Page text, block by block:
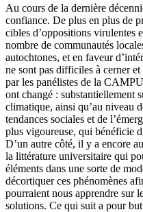
Au cours de la dernière
confiance. De plus en plus de
cibles d’oppositions virulentes
nombre de communautés
autochtones, et en faveur
ne sont pas difficiles à cerner
par les panélistes de la
ont changé : substantiellement
climatique, ainsi qu’au niveau
tendances sociales et de
plus vigoureuse, qui bénéficie
D’un autre côté, il y a encore
la littérature universitaire qui
éléments dans une sorte de
décortiquer ces phénomènes
pourraient nous apprendre sur
solutions. Ce qui suit a pour